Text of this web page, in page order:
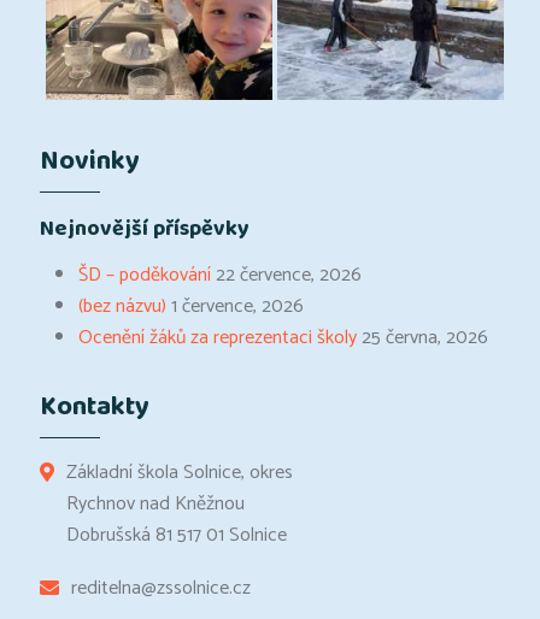
Novinky
Nejnovější příspěvky
ŠD – poděkování22 července, 2026
(bez názvu)1 července, 2026
Ocenění žáků za reprezentaci školy25 června, 2026
Kontakty
Základní škola Solnice, okres
Rychnov nad Kněžnou
Dobrušská 81 517 01 Solnice
reditelna@zssolnice.cz